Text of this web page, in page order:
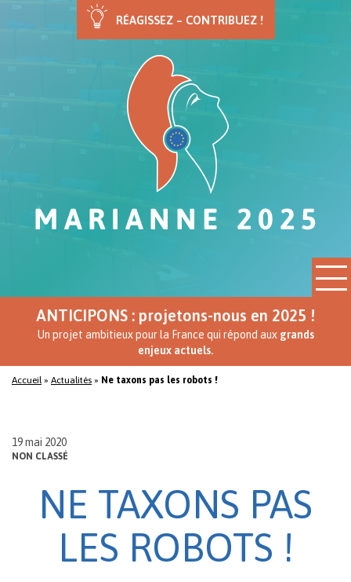
RÉAGISSEZ – CONTRIBUEZ !
ANTICIPONS : projetons-nous en 2025 !
Un projet ambitieux pour la France qui répond aux grands
enjeux actuels.
Accueil» Actualités » Ne taxons pas les robots !
19 mai 2020
NON CLASSÉ
NE TAXONS PAS
LES ROBOTS !